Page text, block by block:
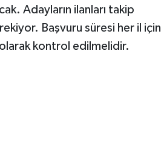
Adayların ilanları takip
Başvuru süresi her il için
kontrol edilmelidir.